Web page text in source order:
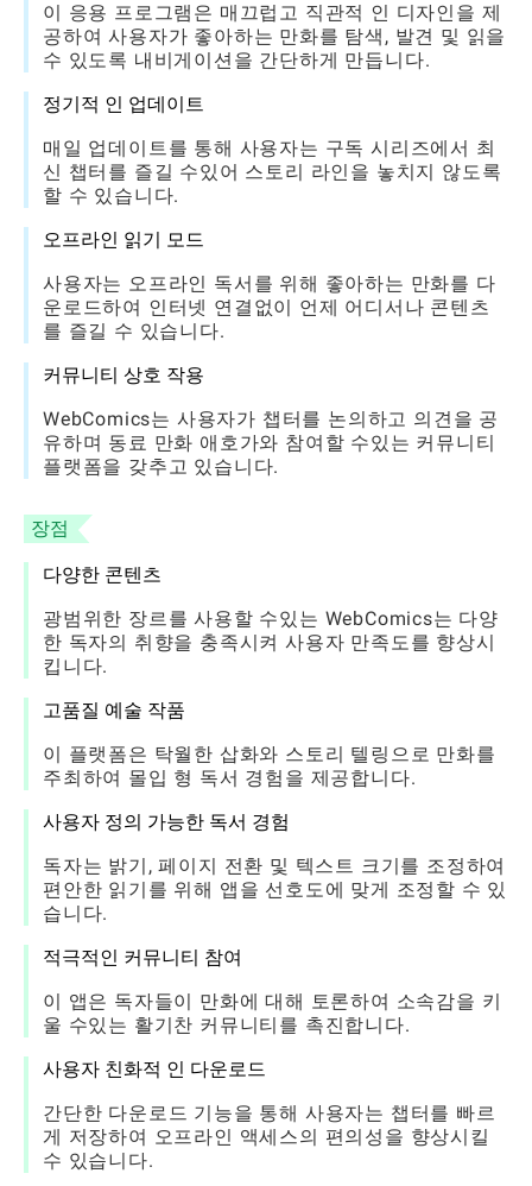
이 응용 프로그램은 매끄럽고 직관적 인 디자인을 제
공하여 사용자가 좋아하는 만화를 탐색, 발견 및 읽을
수 있도록 내비게이션을 간단하게 만듭니다.
정기적 인 업데이트
매일 업데이트를 통해 사용자는 구독 시리즈에서 최
신 챕터를 즐길 수있어 스토리 라인을 놓치지 않도록
할 수 있습니다.
오프라인 읽기 모드
사용자는 오프라인 독서를 위해 좋아하는 만화를 다
운로드하여 인터넷 연결없이 언제 어디서나 콘텐츠
를 즐길 수 있습니다.
커뮤니티 상호 작용
WebComics는 사용자가 챕터를 논의하고 의견을 공
유하며 동료 만화 애호가와 참여할 수있는 커뮤니티
플랫폼을 갖추고 있습니다.
장점
다양한 콘텐츠
광범위한 장르를 사용할 수있는 WebComics는 다양
한 독자의 취향을 충족시켜 사용자 만족도를 향상시
킵니다.
고품질 예술 작품
이 플랫폼은 탁월한 삽화와 스토리 텔링으로 만화를
주최하여 몰입 형 독서 경험을 제공합니다.
사용자 정의 가능한 독서 경험
독자는 밝기, 페이지 전환 및 텍스트 크기를 조정하여
편안한 읽기를 위해 앱을 선호도에 맞게 조정할 수 있
습니다.
적극적인 커뮤니티 참여
이 앱은 독자들이 만화에 대해 토론하여 소속감을 키
울 수있는 활기찬 커뮤니티를 촉진합니다.
사용자 친화적 인 다운로드
간단한 다운로드 기능을 통해 사용자는 챕터를 빠르
게 저장하여 오프라인 액세스의 편의성을 향상시킬
수 있습니다.